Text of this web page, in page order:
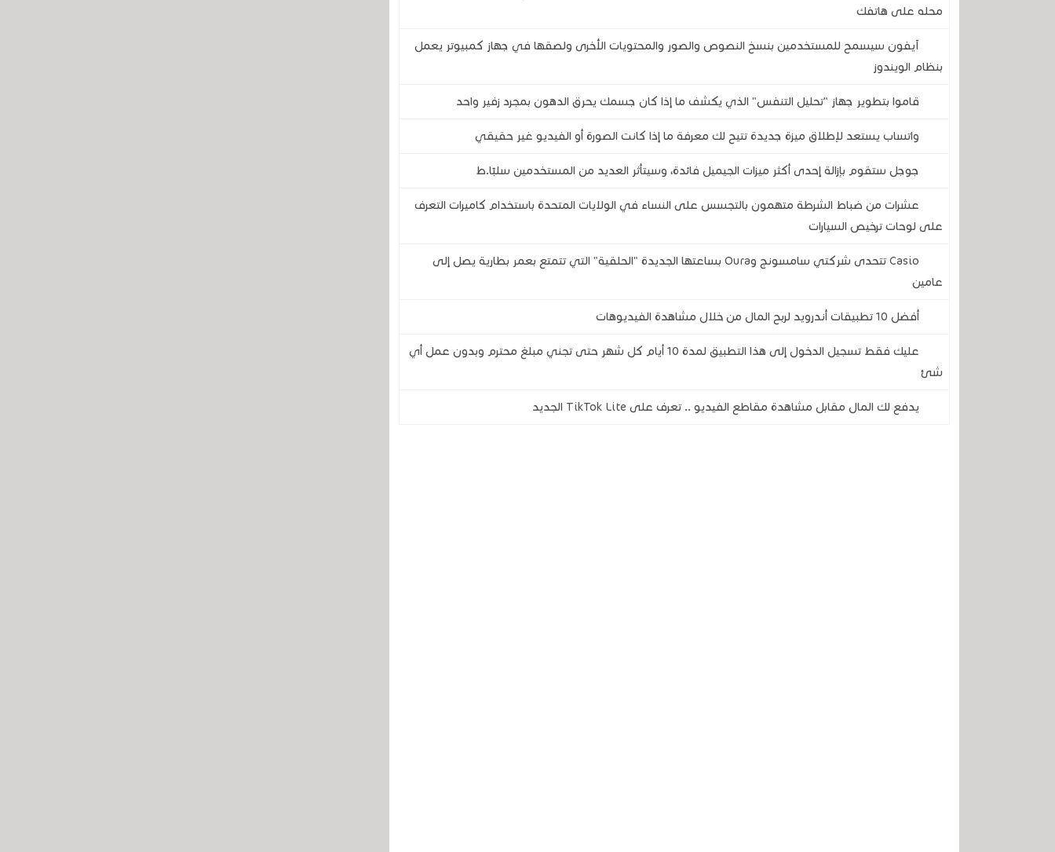
محله على هاتفك
آيفون سيسمح للمستخدمين بنسخ النصوص والصور والمحتويات الأخرى ولصقها في جهاز كمبيوتر يعمل
بنظام الويندوز
قاموا بتطوير جهاز "تحليل التنفس" الذي يكشف ما إذا كان جسمك يحرق الدهون بمجرد زفير واحد
واتساب يستعد لإطلاق ميزة جديدة تتيح لك معرفة ما إذا كانت الصورة أو الفيديو غير حقيقي
جوجل ستقوم بإزالة إحدى أكثر ميزات الجيميل فائدة، وسيتأثر العديد من المستخدمين سلبًا.ط
عشرات من ضباط الشرطة متهمون بالتجسس على النساء في الولايات المتحدة باستخدام كاميرات التعرف
على لوحات ترخيص السيارات
Casio تتحدى شركتي سامسونج وOura بساعتها الجديدة "الحلقية" التي تتمتع بعمر بطارية يصل إلى
عامين
أفضل 10 تطبيقات أندرويد لربح المال من خلال مشاهدة الفيديوهات
عليك فقط تسجيل الدخول إلى هذا التطبيق لمدة 10 أيام كل شهر حتى تجني مبلغ محترم وبدون عمل أي
شئ
يدفع لك المال مقابل مشاهدة مقاطع الفيديو .. تعرف على TikTok Lite الجديد